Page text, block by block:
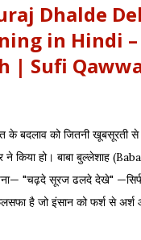
Dhalde
in Hindi –
| Sufi
के बदलाव को जितनी खूबसूरती से
ने किया हो। बाबा बुल्लेशाह
"चढ़दे सूरज ढलदे देखे" —सिर्फ
है जो इंसान को फर्श से